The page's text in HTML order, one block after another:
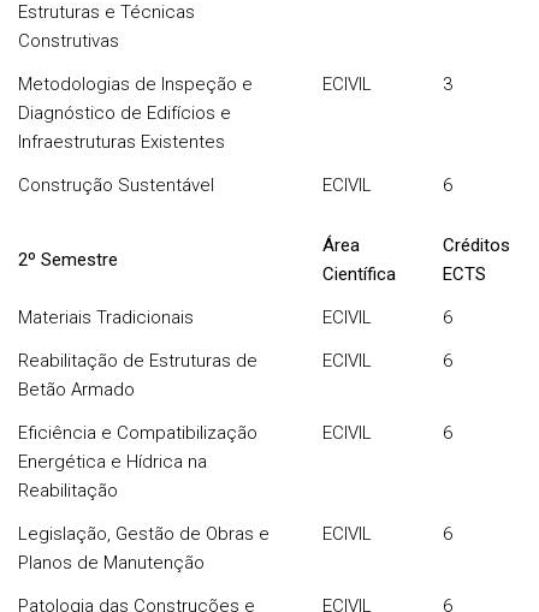
Estruturas e Técnicas
Construtivas
Metodologias de Inspeção e
Diagnóstico de Edifícios e
Infraestruturas Existentes
ECIVIL 3
Construção Sustentável ECIVIL 6
2º Semestre
Área
Científica
Créditos
ECTS
Materiais Tradicionais
ECIVIL
6
Reabilitação de Estruturas de
Betão Armado
ECIVIL 6
Eficiência e Compatibilização
Energética e Hídrica na
Reabilitação
ECIVIL 6
Legislação, Gestão de Obras e
Planos de Manutenção
ECIVIL 6
Patologia das Construções e
ECIVIL 6